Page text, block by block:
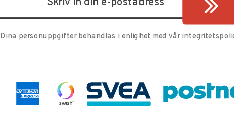
Dina personuppgifter behandlas i enlighet med vår